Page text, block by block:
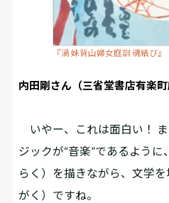
『渦 妹背山婦女庭訓 魂結び』
内田剛さん（三省堂書店有楽町
いやー、これは面白い！
ジックが“音楽”であるように
らく）を描きながら、文学
がく）ですね。